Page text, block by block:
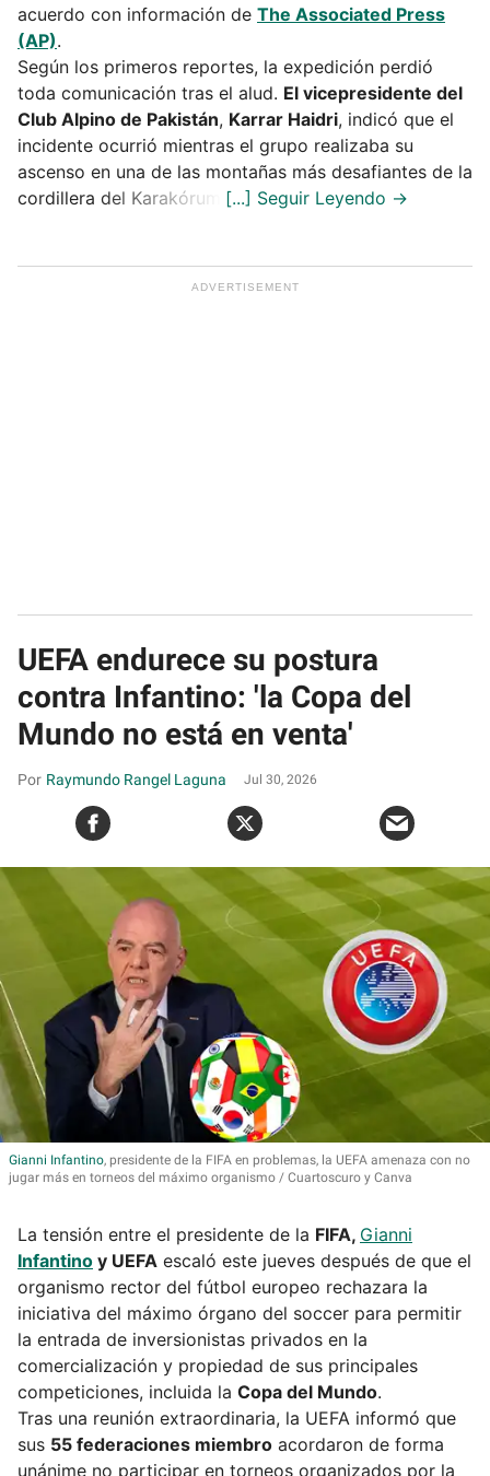
acuerdo con información de The Associated Press
(AP).
Según los primeros reportes, la expedición perdió
toda comunicación tras el alud. El vicepresidente del
Club Alpino de Pakistán, Karrar Haidri, indicó que el
incidente ocurrió mientras el grupo realizaba su
ascenso en una de las montañas más desafiantes de la
cordillera del Karakórum.
UEFA endurece su postura
contra Infantino: 'la Copa del
Mundo no está en venta'
Raymundo Rangel Laguna Jul 30, 2026
Gianni Infantino, presidente de la FIFA en problemas, la UEFA amenaza con no
jugar más en torneos del máximo organismo
Cuartoscuro y Canva
La tensión entre el presidente de la FIFA, Gianni
Infantino y UEFA escaló este jueves después de que el
organismo rector del fútbol europeo rechazara la
iniciativa del máximo órgano del soccer para permitir
la entrada de inversionistas privados en la
comercialización y propiedad de sus principales
competiciones, incluida la Copa del Mundo.
Tras una reunión extraordinaria, la UEFA informó que
sus 55 federaciones miembro acordaron de forma
unánime no participar en torneos organizados por la